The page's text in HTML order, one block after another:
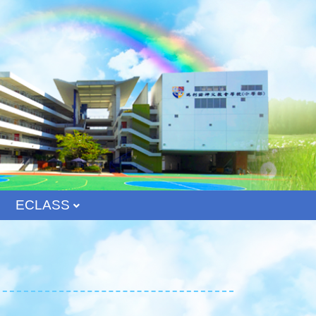
ECLASS